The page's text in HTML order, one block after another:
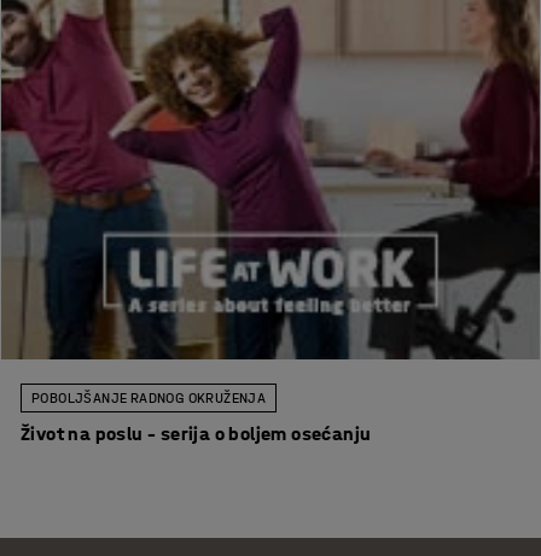
POBOLJŠANJE RADNOG OKRUŽENJA
Život na poslu – serija o boljem osećanju